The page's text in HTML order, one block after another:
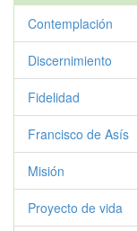
Contemplación
Discernimiento
Fidelidad
Francisco de Asís
Misión
Proyecto de vida